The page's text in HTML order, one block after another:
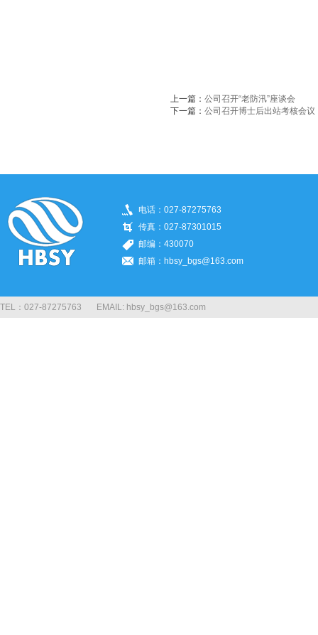
上一篇： 公司召开“老防汛”座谈会
下一篇： 公司召开博士后出站考核会议
电话：027-87275763
传真：027-87301015
邮编：430070
邮箱：hbsy_bgs@163.com
TEL：027-87275763 EMAIL: hbsy_bgs@163.com